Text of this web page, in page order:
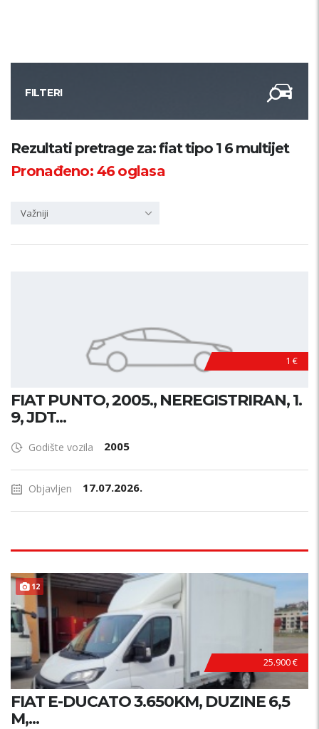
FILTERI
Kategorija
PRETRAŽI
Rezultati pretrage za: fiat tipo 1 6 multijet
Pronađeno:46oglasa
Važniji
1 €
FIAT PUNTO, 2005., NEREGISTRIRAN, 1.
9, JDT...
Godište vozila 2005
Objavljen 17.07.2026.
12
25.900 €
FIAT E-DUCATO 3.650KM, DUZINE 6,5
M,...